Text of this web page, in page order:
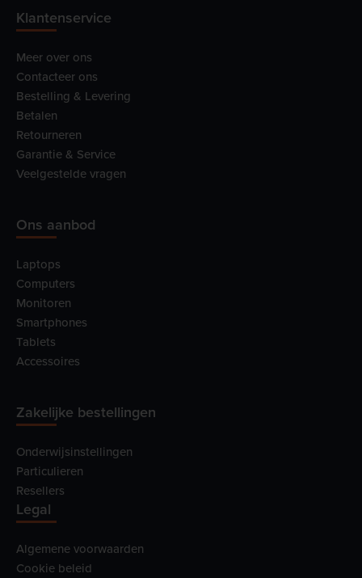
Klantenservice
Meer over ons
Contacteer ons
Bestelling & Levering
Betalen
Retourneren
Garantie & Service
Veelgestelde vragen
Ons aanbod
Laptops
Computers
Monitoren
Smartphones
Tablets
Accessoires
Zakelijke bestellingen
Onderwijsinstellingen
Particulieren
Resellers
Legal
Algemene voorwaarden
Cookie beleid